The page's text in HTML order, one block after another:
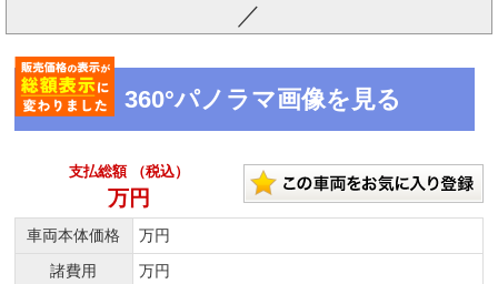
／
360°パノラマ画像を見る
支払総額 （税込）
万円
車両本体価格
万円
諸費用
万円